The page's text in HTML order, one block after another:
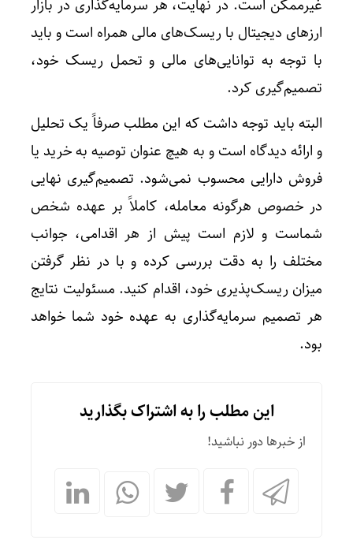
غیرممکن است. در نهایت، هر سرمایه‌گذاری در بازار
ارزهای دیجیتال با ریسک‌های مالی همراه است و باید
با توجه به توانایی‌های مالی و تحمل ریسک خود،
تصمیم‌گیری کرد.
البته باید توجه داشت که این مطلب صرفاً یک تحلیل
و ارائه دیدگاه است و به هیچ عنوان توصیه به خرید یا
فروش دارایی محسوب نمی‌شود. تصمیم‌گیری نهایی
در خصوص هرگونه معامله، کاملاً بر عهده شخص
شماست و لازم است پیش از هر اقدامی، جوانب
مختلف را به دقت بررسی کرده و با در نظر گرفتن
میزان ریسک‌پذیری خود، اقدام کنید. مسئولیت نتایج
هر تصمیم سرمایه‌گذاری به عهده خود شما خواهد
بود.
این مطلب را به اشتراک بگذارید
از خبرها دور نباشید!